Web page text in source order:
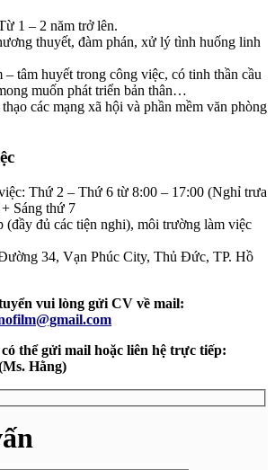
1 – 2 năm trở lên.
thuyết, đàm phán, xử lý tình huống linh
– tâm huyết trong công việc, có tinh thần cầu
muốn phát triển bản thân…
các mạng xã hội và phần mềm văn phòng
Thứ 2 – Thứ 6 từ 8:00 – 17:00 (Nghỉ trưa
Sáng thứ 7
(đầy đủ các tiện nghi), môi trường làm việc
34, Vạn Phúc City, Thủ Đức, TP. Hồ
vui lòng gửi CV về mail:
thể gửi mail hoặc liên hệ trực tiếp:
Hằng)